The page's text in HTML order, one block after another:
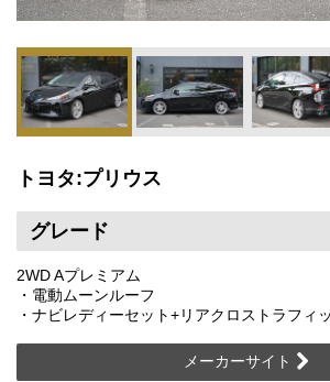
トヨタ:プリウス
グレード
2WD Aプレミアム
・電動ムーンルーフ
・ナビレディーセット+リアクロストラフィ
メーカーサイト